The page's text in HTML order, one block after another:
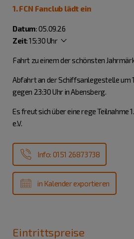
1. FCN Fanclub lädt ein
Datum: 05.09.26
Zeit:15:30 Uhr
Fahrt zu einem der schönsten
Abfahrt an der Schiffsanlegestelle um
gegen 23:30 Uhr in Abensberg.
Es freut sich über eine rege Teilnahme
e.V.
Info: 0151 26873738
in Kalender exportieren
Eintrittspreise